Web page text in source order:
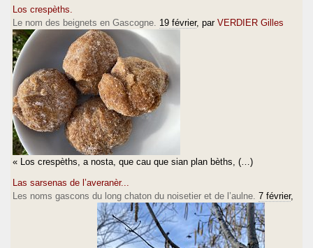
Los crespèths.
Le nom des beignets en Gascogne. 19 février, par VERDIER Gilles
« Los crespèths, a nosta, que cau que sian plan bèths, (…)
Las sarsenas de l’averanèr...
Les noms gascons du long chaton du noisetier et de l’aulne. 7 février,